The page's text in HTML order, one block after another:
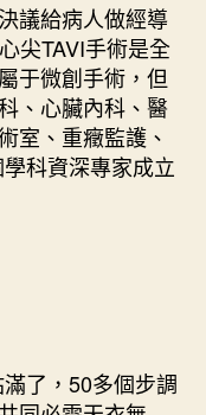
議給病人做經導
尖TAVI手術是全
于微創手術，但
、心臟內科、醫
室、重癥監護、
科資深專家成立
了，50多個步調